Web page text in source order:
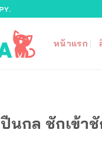
หน้าแรก
นกล ชักเข้า